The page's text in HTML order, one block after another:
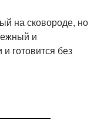
на сковороде, но
и
и готовится без